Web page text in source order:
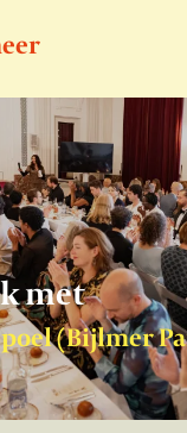
met
(Bijlmer